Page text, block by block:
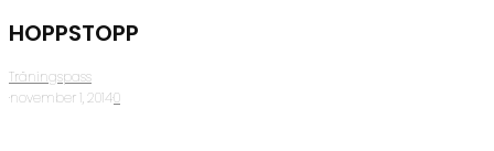
HOPPSTOPP
Träningspass
·november 1, 2014·0